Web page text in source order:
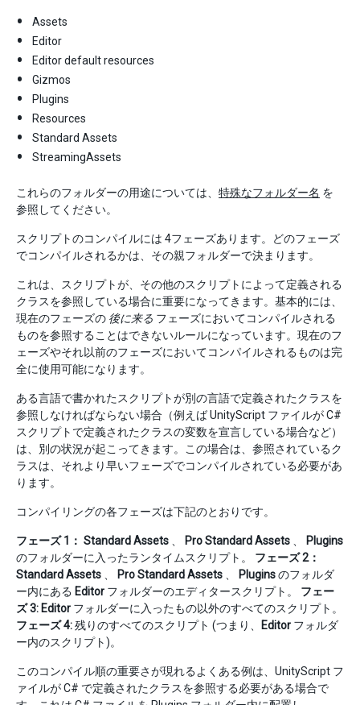
Assets
Editor
Editor default resources
Gizmos
Plugins
Resources
Standard Assets
StreamingAssets
これらのフォルダーの用途については、 特殊なフォルダー名 を
参照してください。
スクリプトのコンパイルには 4フェーズあります。どのフェーズ
でコンパイルされるかは、その親フォルダーで決まります。
これは、スクリプトが、その他のスクリプトによって定義される
クラスを参照している場合に重要になってきます。基本的には、
現在のフェーズの 後に来る フェーズにおいてコンパイルされる
ものを参照することはできないルールになっています。現在のフ
ェーズやそれ以前のフェーズにおいてコンパイルされるものは完
全に使用可能になります。
ある言語で書かれたスクリプトが別の言語で定義されたクラスを
参照しなければならない場合（例えば UnityScript ファイルが C#
スクリプトで定義されたクラスの変数を宣言している場合など）
は、別の状況が起こってきます。この場合は、参照されているク
ラスは、それより早いフェーズでコンパイルされている必要があ
ります。
コンパイリングの各フェーズは下記のとおりです。
フェーズ 1： Standard Assets Pro Standard Assets
Plugins
のフォルダーに入ったランタイムスクリプト。 フェーズ 2：
Standard Assets
Pro Standard Assets Pluginsのフォルダ
ー内にある Editor フォルダーのエディタースクリプト。 フェー
ズ 3: Editor フォルダーに入ったもの以外のすべてのスクリプト。
フェーズ 4:残りのすべてのスクリプト (つまり、 Editor フォルダ
ー内のスクリプト)。
このコンパイル順の重要さが現れるよくある例は、UnityScript フ
ァイルが C# で定義されたクラスを参照する必要がある場合で